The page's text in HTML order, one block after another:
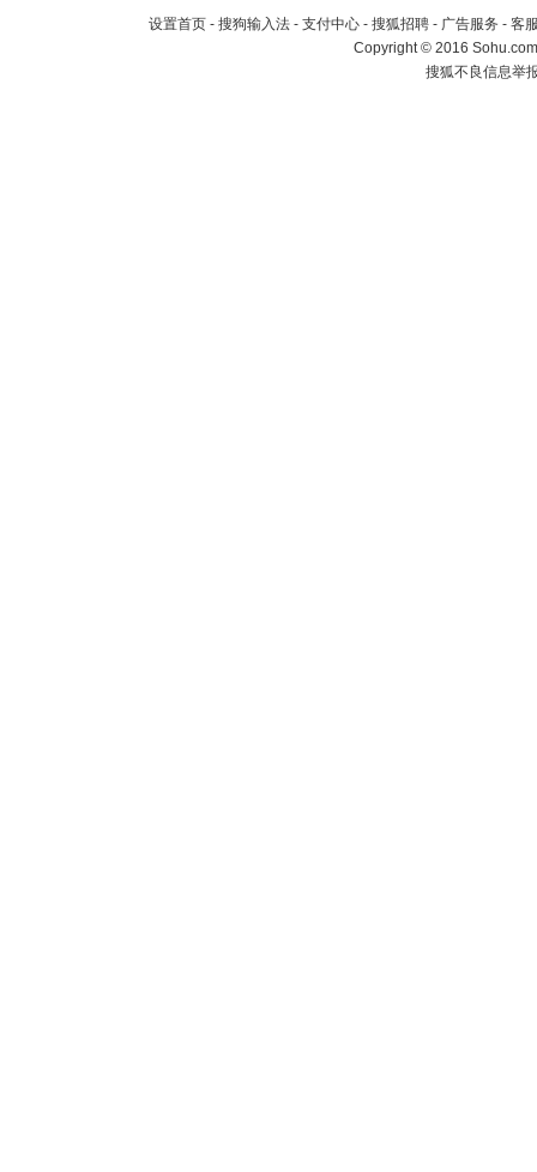
设置首页 - 搜狗输入法 - 支付中心 - 搜狐招聘 - 广告服务 - 客
Copyright©2016
搜狐不良信息举